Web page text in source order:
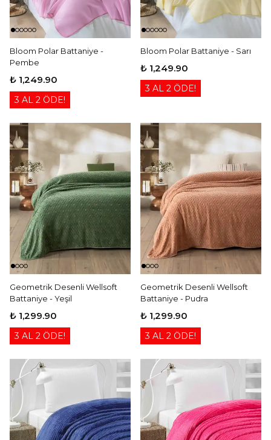
Bloom Polar Battaniye -
Pembe
₺ 1,249.90
3 AL 2 ÖDE!
Bloom Polar Battaniye - Sarı
₺ 1,249.90
3 AL 2 ÖDE!
Geometrik Desenli Wellsoft
Battaniye - Yeşil
₺ 1,299.90
3 AL 2 ÖDE!
Geometrik Desenli Wellsoft
Battaniye - Pudra
₺ 1,299.90
3 AL 2 ÖDE!